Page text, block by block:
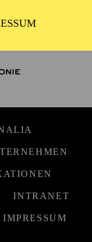
INTRANET
IMPRESSUM